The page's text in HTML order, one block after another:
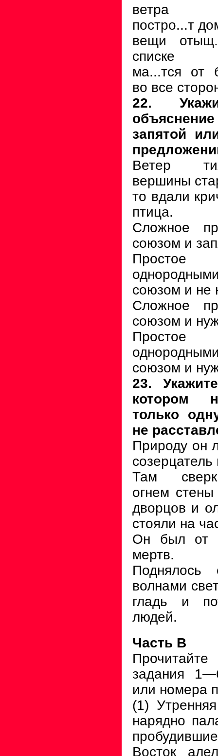
ветра
постро...т
вещи
списке
ма...тся от
во все
22.
запятой
Ветер
вершины
то вдали
птица.
Сложное
союзом и
Простое
союзом и не
Сложное
союзом и
Простое
союзом и
23.
котором
только
не
Природу он
Там
огнем
дворцов и
стояли на
Он был от
мертв.
волнами
гладь и
людей.
Часть В
задания
или номера
(1)
нарядно
Восток